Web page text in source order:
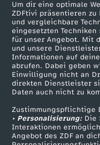
Um dir eine optimale
ZDFtivi präsentieren zu
und vergleichbare
eingesetzten
für unser Angebot. Mit
und unsere
Informationen auf
abrufen. Dabei geben
Einwilligung nicht an
direkten Dienstleister
Daten auch nicht zu
Zustimmungspflichtige
• Personalisierung:Die
Interaktionen
Angebot des ZDF an
e
n
g
e
s
p
Mehr ZDF
ZDF-Apps
Smart TV
ZDFtext
Livestreams
Sendungen A-Z
TV-Programm